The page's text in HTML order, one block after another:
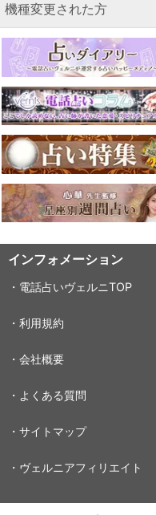
機種変更された方
インフォメーション
・電話占いヴェルニTOP
・利用規約
・会社概要
・よくある質問
・サイトマップ
・ヴェルニアフィリエイト